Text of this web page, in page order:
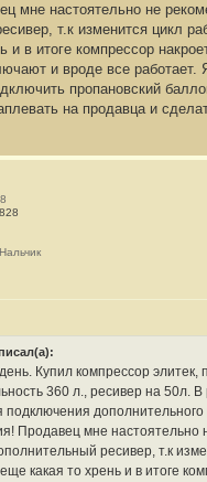
мне настоятельно не
т.к изменится цикл
и в итоге компрессор
и вроде все работает.
пропановский
на продавца и
Купил компрессор элитек,
360 л., ресивер на 50л. В
подключения
Продавец мне настоятельно
ресивер, т.к
какая то хрень и в итоге